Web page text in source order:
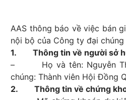
AAS thông báo về việc bán
nội bộ của Công ty đại chúng
1. Thông tin về người sở
– Họ và tên: Nguyễn
chúng: Thành viên Hội Đồng
2. Thông tin về chứng